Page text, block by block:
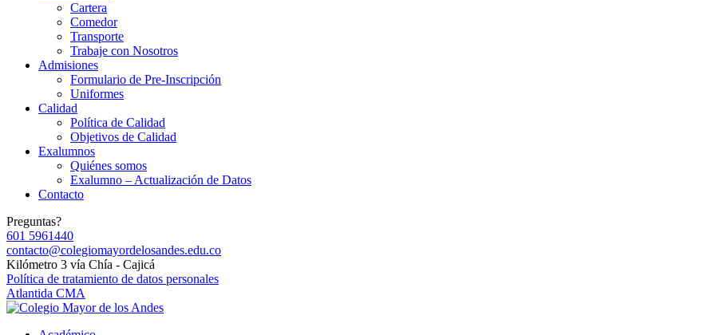
Cartera
Comedor
Transporte
Trabaje con Nosotros
Admisiones
Formulario de Pre-Inscripción
Uniformes
Calidad
Política de Calidad
Objetivos de Calidad
Exalumnos
Quiénes somos
Exalumno – Actualización de Datos
Contacto
Preguntas?
601 5961440
contacto@colegiomayordelosandes.edu.co
Kilómetro 3 vía Chía - Cajicá
Política de tratamiento de datos personales
Atlantida CMA